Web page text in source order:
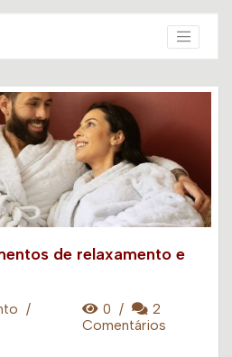
de relaxamento e
/
0 /
2
Comentários